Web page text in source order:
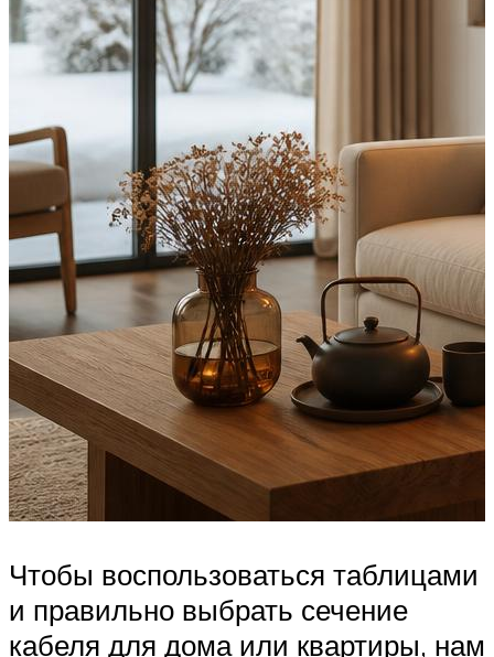
Чтобы воспользоваться таблицами
и правильно выбрать сечение
кабеля для дома или квартиры, нам